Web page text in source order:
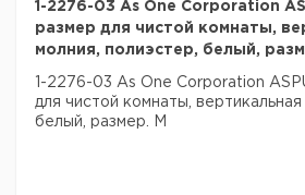
1-2276-03 As One Corporation
размер для чистой комнаты,
молния, полиэстер, белый,
1-2276-03 As One Corporation
для чистой комнаты, вертикальная
белый, размер. M